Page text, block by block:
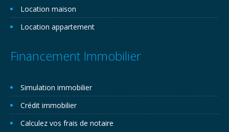
Location maison
Location appartement
Financement Immobilier
Simulation immobilier
Crédit immobilier
Calculez vos frais de notaire